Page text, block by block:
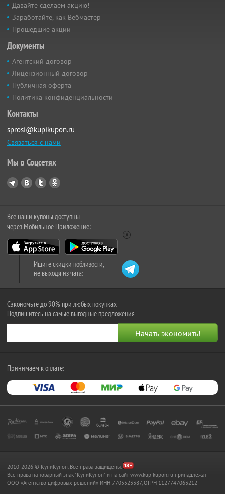
Давайте сделаем акцию!
Заработайте, как Вебмастер
Прошедшие акции
Документы
Агентский договор
Лицензионный договор
Публичная оферта
Политика конфиденциальности
Контакты
sprosi@kupikupon.ru
Связаться с нами
Мы в Соцсетях
Все наши купоны доступны
через Мобильное Приложение:
Ищите скидки поблизости,
не выходя из чата:
Сэкономьте до 90% при любых покупках
Подпишитесь на самые выгодные предложения
Принимаем к оплате:
2010-2026 © КупиКупон. Все права защищены.
Все права на товарный знак "КупиКупон" и на сайт www.kupikupon.ru принадлежат
OOO «Агентство цифровых решений» ИНН 7705523387, ОГРН 1127747063212